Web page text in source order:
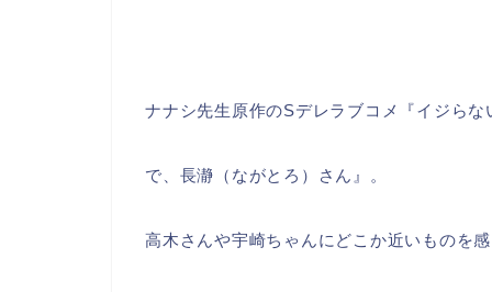
ナナシ先生原作のSデレラブコメ『イジらな
で、長瀞（ながとろ）さん』。
高木さんや宇崎ちゃんにどこか近いものを感